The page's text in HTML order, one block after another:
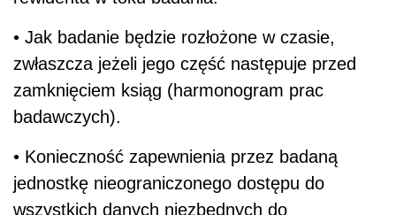
• Jak badanie będzie rozłożone w czasie,
zwłaszcza jeżeli jego część następuje przed
zamknięciem ksiąg (harmonogram prac
badawczych).
• Konieczność zapewnienia przez badaną
jednostkę nieograniczonego dostępu do
wszystkich danych niezbędnych do